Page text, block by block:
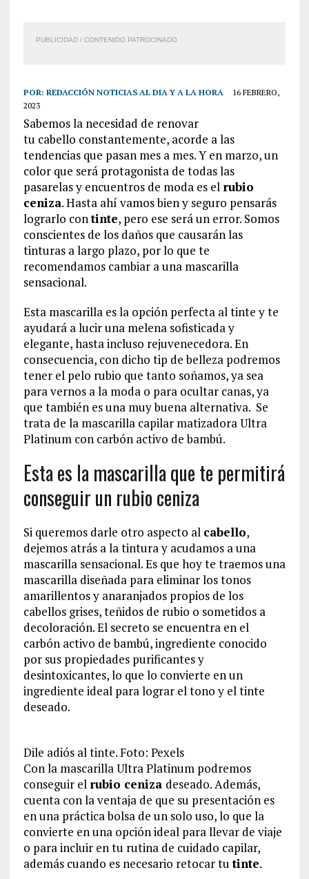
PUBLICIDAD / CONTENIDO PATROCINADO
POR: REDACCIÓN NOTICIAS AL DIA Y A LA HORA
16 FEBRERO,
2023
Sabemos la necesidad de renovar
tu cabello constantemente, acorde a las
tendencias que pasan mes a mes. Y en marzo, un
color que será protagonista de todas las
pasarelas y encuentros de moda es el rubio
ceniza. Hasta ahí vamos bien y seguro pensarás
lograrlo continte, pero ese será un error. Somos
conscientes de los daños que causarán las
tinturas a largo plazo, por lo que te
recomendamos cambiar a una mascarilla
sensacional.
Esta mascarilla es la opción perfecta al tinte y te
ayudará a lucir una melena sofisticada y
elegante, hasta incluso rejuvenecedora. En
consecuencia, con dicho tip de belleza podremos
tener el pelo rubio que tanto soñamos, ya sea
para vernos a la moda o para ocultar canas, ya
que también es una muy buena alternativa. Se
trata de la mascarilla capilar matizadora Ultra
Platinum con carbón activo de bambú.
Esta es la mascarilla que te permitirá
conseguir un rubio ceniza
Si queremos darle otro aspecto al cabello,
dejemos atrás a la tintura y acudamos a una
mascarilla sensacional. Es que hoy te traemos una
mascarilla diseñada para eliminar los tonos
amarillentos y anaranjados propios de los
cabellos grises, teñidos de rubio o sometidos a
decoloración. El secreto se encuentra en el
carbón activo de bambú, ingrediente conocido
por sus propiedades purificantes y
desintoxicantes, lo que lo convierte en un
ingrediente ideal para lograr el tono y el tinte
deseado.
Dile adiós al tinte. Foto: Pexels
Con la mascarilla Ultra Platinum podremos
conseguir el rubio ceniza deseado. Además,
cuenta con la ventaja de que su presentación es
en una práctica bolsa de un solo uso, lo que la
convierte en una opción ideal para llevar de viaje
o para incluir en tu rutina de cuidado capilar,
además cuando es necesario retocar tutinte.